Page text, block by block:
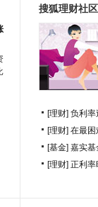
搜狐理财社
[理财] 负利率
[理财] 在最困
[基金] 嘉实基
[理财] 正利率